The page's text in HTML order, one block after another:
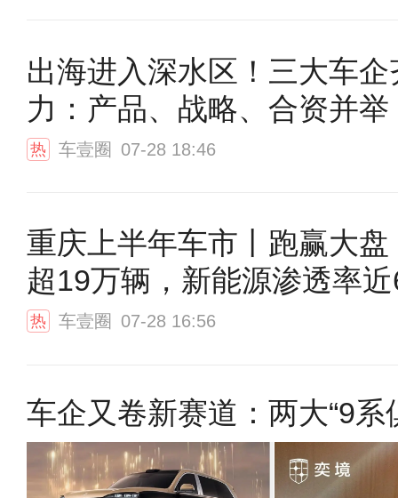
出海进入深水区！三大车企
力：产品、战略、合资并举
热 车壹圈 07-28 18:46
重庆上半年车市丨跑赢大盘
超19万辆，新能源渗透率
热 车壹圈 07-28 16:56
车企又卷新赛道：两大“9